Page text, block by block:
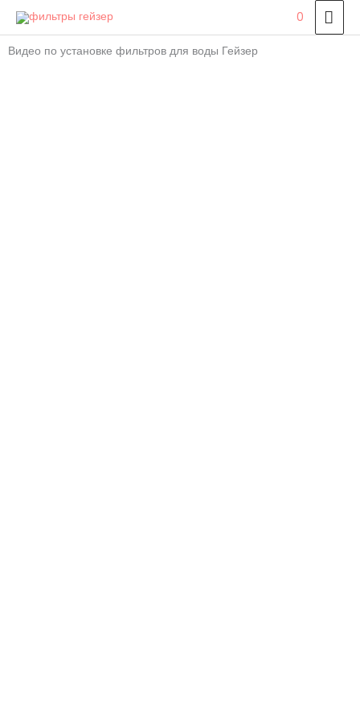
Перейти
содержимому
0
Видео по установке фильтров для воды Гейзер